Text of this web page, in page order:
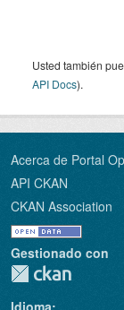
Usted también
API Docs).
Acerca de Portal
API CKAN
CKAN Association
Gestionado con
Idioma